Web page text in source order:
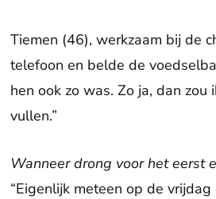
Tiemen (46), werkzaam bij de
telefoon en belde de
hen ook zo was. Zo ja, dan
vullen.”
Wanneer drong voor het eerst
“Eigenlijk meteen op de